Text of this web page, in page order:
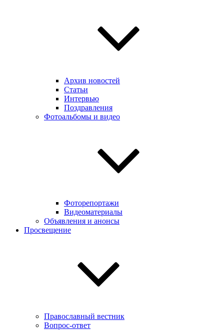
Архив новостей
Статьи
Интервью
Поздравления
Фотоальбомы и видео
Фоторепортажи
Видеоматериалы
Объявления и анонсы
Просвещение
Православный вестник
Вопрос-ответ